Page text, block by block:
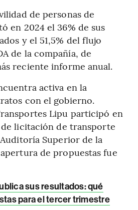
de personas de
en 2024 el 36% de sus
y el 51,5% del flujo
de la compañía, de
reciente informe anual.
activa en la
con el gobierno.
Lipu participó en
licitación de transporte
Superior de la
de propuestas fue
sus resultados: qué
para el tercer trimestre